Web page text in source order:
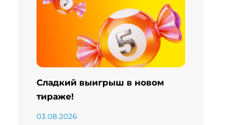
Сладкий выигрыш в новом
тираже!
03.08.2026